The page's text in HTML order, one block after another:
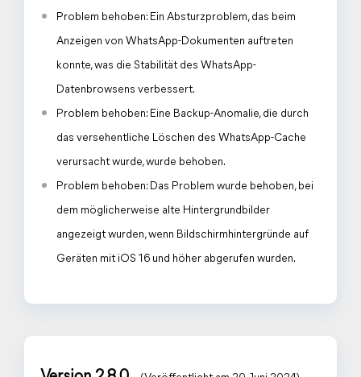
Problem behoben: Ein Absturzproblem, das beim
Anzeigen von WhatsApp-Dokumenten auftreten
konnte, was die Stabilität des WhatsApp-
Datenbrowsens verbessert.
Problem behoben: Eine Backup-Anomalie, die durch
das versehentliche Löschen des WhatsApp-Cache
verursacht wurde, wurde behoben.
Problem behoben: Das Problem wurde behoben, bei
dem möglicherweise alte Hintergrundbilder
angezeigt wurden, wenn Bildschirmhintergründe auf
Geräten mit iOS 16 und höher abgerufen wurden.